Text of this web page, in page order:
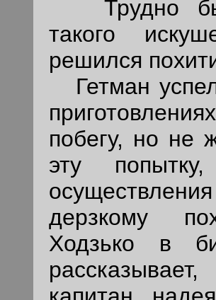
Трудно
такого
решился
Гетман
побегу, но не
эту
дерзкому
Ходзько в